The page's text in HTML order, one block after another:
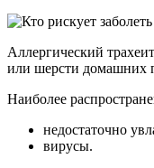
Аллергический
или шерсти домашних
Наиболее
недостаточно
вирусы.